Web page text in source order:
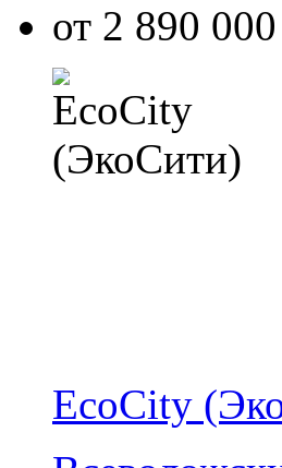
от 2 890 000
EcoCity